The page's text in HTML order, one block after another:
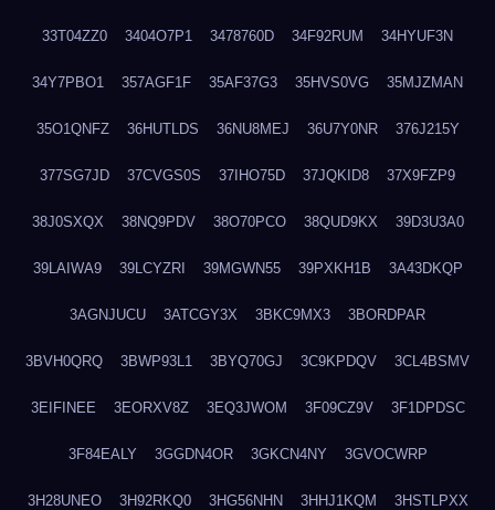
33T04ZZ0 3404O7P1 3478760D 34F92RUM 34HYUF3N
34Y7PBO1 357AGF1F 35AF37G3 35HVS0VG 35MJZMAN
35O1QNFZ 36HUTLDS 36NU8MEJ 36U7Y0NR 376J215Y
377SG7JD 37CVGS0S 37IHO75D 37JQKID8 37X9FZP9
38J0SXQX 38NQ9PDV 38O70PCO 38QUD9KX 39D3U3A0
39LAIWA9 39LCYZRI 39MGWN55 39PXKH1B 3A43DKQP
3AGNJUCU 3ATCGY3X 3BKC9MX3 3BORDPAR
3BVH0QRQ 3BWP93L1 3BYQ70GJ 3C9KPDQV 3CL4BSMV
3EIFINEE 3EORXV8Z 3EQ3JWOM 3F09CZ9V 3F1DPDSC
3F84EALY 3GGDN4OR 3GKCN4NY 3GVOCWRP
3H28UNEO 3H92RKQ0 3HG56NHN 3HHJ1KQM 3HSTLPXX